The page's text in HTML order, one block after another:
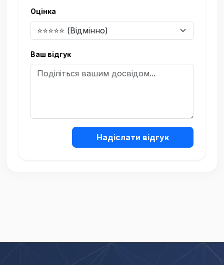
Оцінка
Ваш відгук
Надіслати відгук